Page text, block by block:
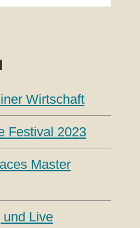
Wirtschaft
Festival 2023
Master
und Live